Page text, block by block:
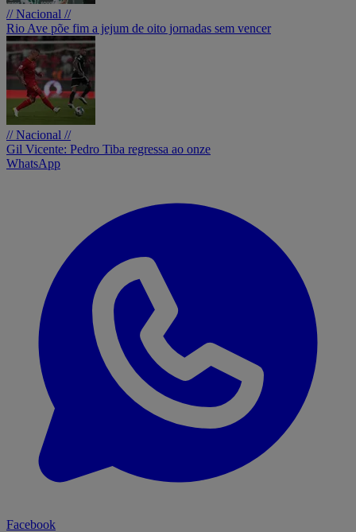
// Nacional //
Rio Ave põe fim a jejum de oito jornadas sem vencer
// Nacional //
Gil Vicente: Pedro Tiba regressa ao onze
WhatsApp
Facebook